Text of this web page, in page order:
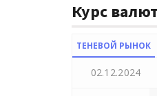
Курс
ТЕНЕВОЙ РЫНОК
02.12.2024